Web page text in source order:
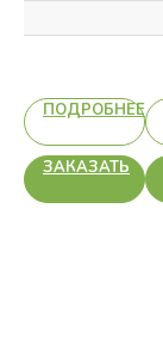
ПОДРОБНЕЕ
ЗАКАЗАТЬ